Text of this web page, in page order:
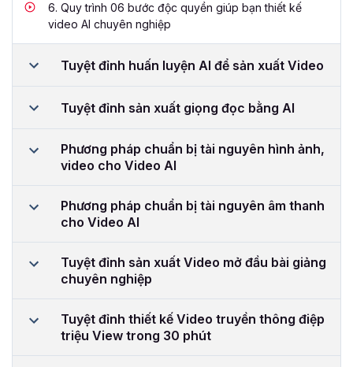
6. Quy trình 06 bước độc quyền giúp bạn thiết kế
video AI chuyên nghiệp
Tuyệt đỉnh huấn luyện AI để sản xuất Video
Tuyệt đỉnh sản xuất giọng đọc bằng AI
Phương pháp chuẩn bị tài nguyên hình ảnh,
video cho Video AI
Phương pháp chuẩn bị tài nguyên âm thanh
cho Video AI
Tuyệt đỉnh sản xuất Video mở đầu bài giảng
chuyên nghiệp
Tuyệt đỉnh thiết kế Video truyền thông điệp
triệu View trong 30 phút